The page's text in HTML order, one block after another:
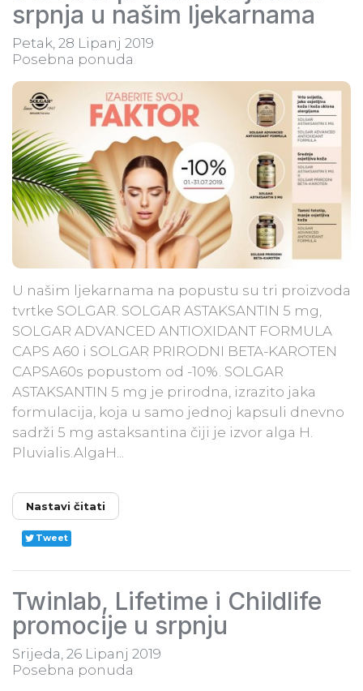
srpnja u našim ljekarnama
Petak, 28 Lipanj 2019
Posebna ponuda
U našim ljekarnama na popustu su tri proizvoda
tvrtke SOLGAR. SOLGAR ASTAKSANTIN 5 mg,
SOLGAR ADVANCED ANTIOXIDANT FORMULA
CAPS A60 i SOLGAR PRIRODNI BETA-KAROTEN
CAPSA60s popustom od -10%. SOLGAR
ASTAKSANTIN 5 mg je prirodna, izrazito jaka
formulacija, koja u samo jednoj kapsuli dnevno
sadrži 5 mg astaksantina čiji je izvor alga H.
Pluvialis.AlgaH...
Nastavi čitati
Tweet
Twinlab, Lifetime i Childlife
promocije u srpnju
Srijeda, 26 Lipanj 2019
Posebna ponuda